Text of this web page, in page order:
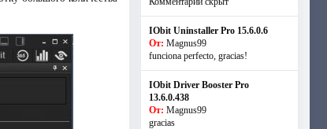
IObit Uninstaller Pro 15.6.0.6
От: Magnus99
funciona perfecto, gracias!
IObit Driver Booster Pro
13.6.0.438
От: Magnus99
gracias